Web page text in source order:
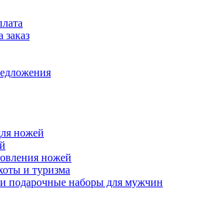
ножей
ножей
и туризма
наборы для мужчин